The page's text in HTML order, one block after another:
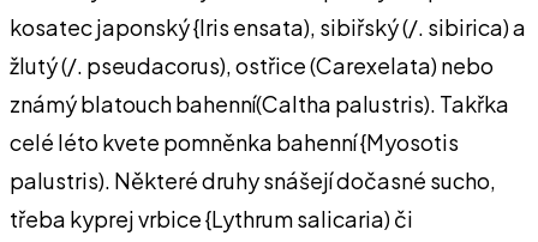
kosatec japonský {Iris ensata), sibiřský (/. sibirica) a
žlutý (/. pseudacorus), ostřice (Carexelata) nebo
známý blatouch bahenní(Caltha palustris). Takřka
celé léto kvete pomněnka bahenní {Myosotis
palustris). Některé druhy snášejí dočasné sucho,
třeba kyprej vrbice {Lythrum salicaria) či